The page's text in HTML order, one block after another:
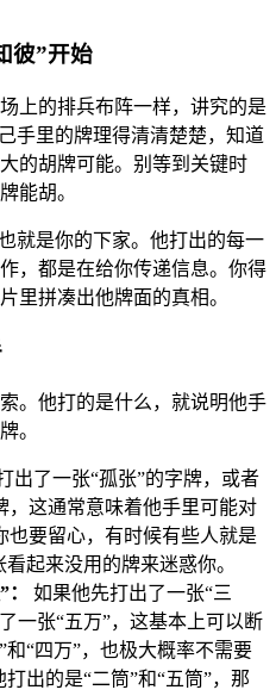
彼”开始
上的排兵布阵一样，讲究的是
手里的牌理得清清楚楚，知道
的胡牌可能。别等到关键时
能胡。
就是你的下家。他打出的每一
，都是在给你传递信息。你得
里拼凑出他牌面的真相。
。他打的是什么，就说明他手
。
出了一张“孤张”的字牌，或者
，这通常意味着他手里可能对
也要留心，有时候有些人就是
起来没用的牌来迷惑你。
如果他先打出了一张“三
一张“五万”，这基本上可以断
和“四万”，也极大概率不需要
出的是“二筒”和“五筒”，那